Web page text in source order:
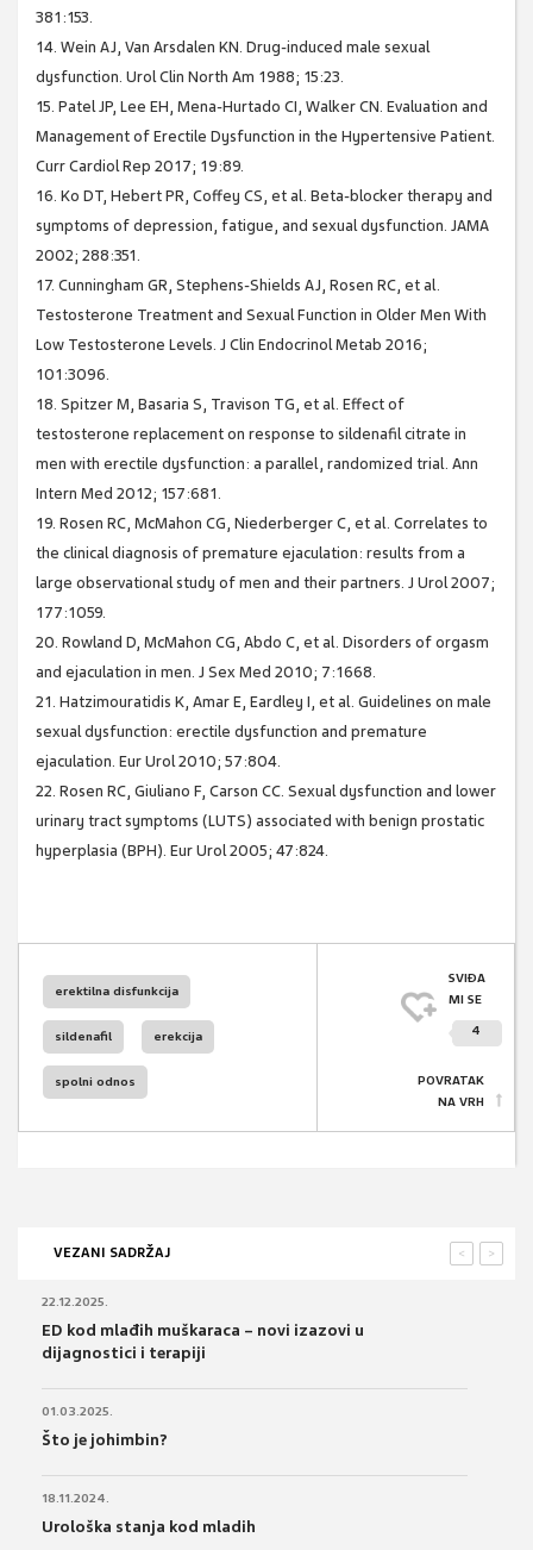
381:153.
14. Wein AJ, Van Arsdalen KN. Drug-induced male sexual
dysfunction. Urol Clin North Am 1988; 15:23.
15. Patel JP, Lee EH, Mena-Hurtado CI, Walker CN. Evaluation and
Management of Erectile Dysfunction in the Hypertensive Patient.
Curr Cardiol Rep 2017; 19:89.
16. Ko DT, Hebert PR, Coffey CS, et al. Beta-blocker therapy and
symptoms of depression, fatigue, and sexual dysfunction. JAMA
2002; 288:351.
17. Cunningham GR, Stephens-Shields AJ, Rosen RC, et al.
Testosterone Treatment and Sexual Function in Older Men With
Low Testosterone Levels. J Clin Endocrinol Metab 2016;
101:3096.
18. Spitzer M, Basaria S, Travison TG, et al. Effect of
testosterone replacement on response to sildenafil citrate in
men with erectile dysfunction: a parallel, randomized trial. Ann
Intern Med 2012; 157:681.
19. Rosen RC, McMahon CG, Niederberger C, et al. Correlates to
the clinical diagnosis of premature ejaculation: results from a
large observational study of men and their partners. J Urol 2007;
177:1059.
20. Rowland D, McMahon CG, Abdo C, et al. Disorders of orgasm
and ejaculation in men. J Sex Med 2010; 7:1668.
21. Hatzimouratidis K, Amar E, Eardley I, et al. Guidelines on male
sexual dysfunction: erectile dysfunction and premature
ejaculation. Eur Urol 2010; 57:804.
22. Rosen RC, Giuliano F, Carson CC. Sexual dysfunction and lower
urinary tract symptoms (LUTS) associated with benign prostatic
hyperplasia (BPH). Eur Urol 2005; 47:824.
erektilna disfunkcija
sildenafil erekcija
spolni odnos
SVIĐA
MI SE
4
POVRATAK
NA VRH
VEZANI SADRŽAJ >
<
22.12.2025.
ED kod mlađih muškaraca – novi izazovi u
dijagnostici i terapiji
01.03.2025.
Što je johimbin?
18.11.2024.
Urološka stanja kod mladih